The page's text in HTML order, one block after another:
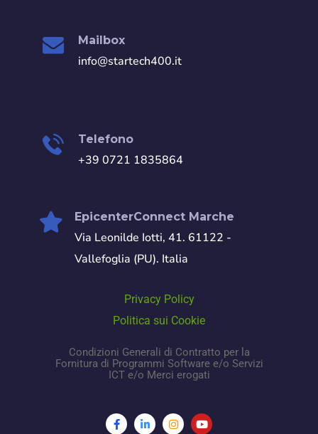
Mailbox
info@startech400.it
Telefono
+39 0721 1835864
EpicenterConnect Marche
Via Leonilde Iotti, 41. 61122 -
Vallefoglia (PU). Italia
Privacy Policy
Politica sui Cookie
Condizioni Generali di Contratto per la
Fornitura di Programmi Software e/o Servizi
ICT e/o Merci erogati